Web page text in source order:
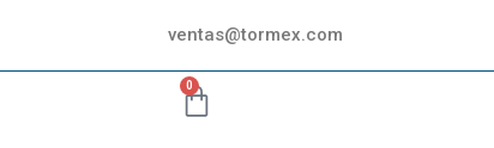
ventas@tormex.com
0